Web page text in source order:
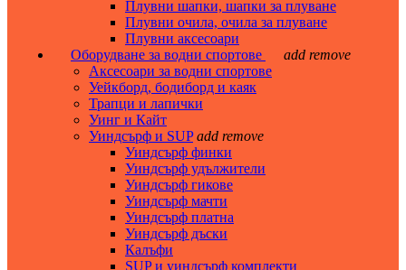
Плувни шапки, шапки за плуване
Плувни очила, очила за плуване
Плувни аксесоари
Оборудване за водни спортове
add remove
Аксесоари за водни спортове
Уейкборд, бодиборд и каяк
Трапци и лапички
Уинг и Кайт
Уиндсърф и SUP add remove
Уиндсърф финки
Уиндсърф удължители
Уиндсърф гикове
Уиндсърф мачти
Уиндсърф платна
Уиндсърф дъски
Калъфи
SUP и уиндсърф комплекти